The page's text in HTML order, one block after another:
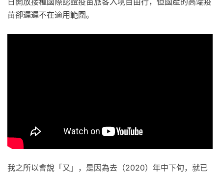
苗卻遲遲不在適用範圍。
我之所以會說「又」，是因為去（2020）年中下旬，就已